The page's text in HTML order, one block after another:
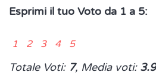
Esprimi il tuo Voto da 1 a 5:
1 2 3 4 5
Totale Voti: 7, Media voti: 3.9